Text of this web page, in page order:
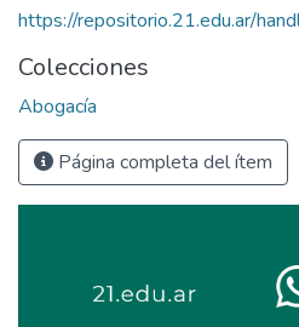
https://repositorio.21.edu.ar/
Colecciones
Abogacía
Página completa del ítem